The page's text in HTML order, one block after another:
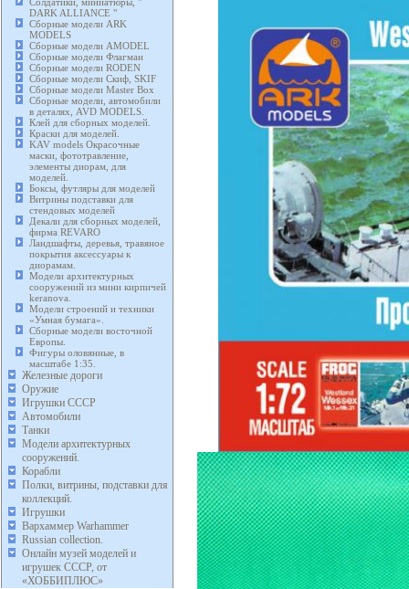
DARK ALLIANCE "
Сборные модели ARK
MODELS
Сборные модели AMODEL
Сборные модели Флагман
Сборные модели RODEN
Сборные модели Скиф, SKIF
Сборные модели Master Box
Сборные модели, автомобили
в деталях, AVD MODELS.
Клей для сборных моделей.
Краски для моделей.
KAV models Окрасочные
маски, фототравление,
элементы диорам, для
моделей.
Боксы, футляры для моделей
Витрины подставки для
стендовых моделей
Декали для сборных моделей,
фирма REVARO
Ландшафты, деревья, травяное
покрытия аксессуары к
диорамам.
Модели архитектурных
сооружений из мини кирпичей
keranova.
Модели строений и техники
«Умная бумага».
Сборные модели восточной
Европы.
Фигуры оловянные, в
масштабе 1:35.
Железные дороги
Оружие
Игрушки СССР
Автомобили
Танки
Модели архитектурных
сооружений.
Корабли
Полки, витрины, подставки для
коллекций.
Игрушки
Вархаммер Warhammer
Russian collection.
Онлайн музей моделей и
игрушек СССР, от
«ХОББИПЛЮС»